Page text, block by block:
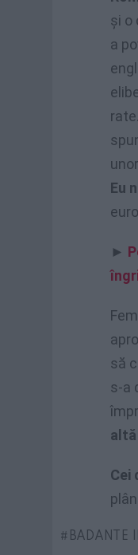
și o
a
Eu
►
să
s-a
Cei
BADANTE